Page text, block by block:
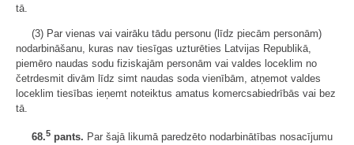
tā.
(3) Par vienas vai vairāku tādu personu (līdz piecām personām)
nodarbināšanu, kuras nav tiesīgas uzturēties Latvijas Republikā,
piemēro naudas sodu fiziskajām personām vai valdes loceklim no
četrdesmit divām līdz simt naudas soda vienībām, atņemot valdes
loceklim tiesības ieņemt noteiktus amatus komercsabiedrībās vai bez
tā.
68.5 pants. Par šajā likumā paredzēto nodarbinātības nosacījumu